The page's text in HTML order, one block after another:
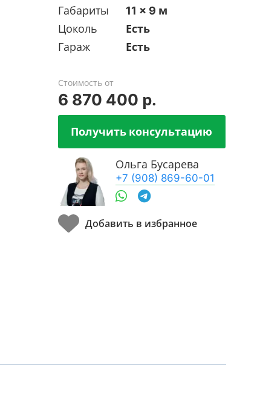
Габариты
11 x 9 м
Цоколь
Есть
Гараж
Есть
Стоимость от
6 870 400 р.
Получить консультацию
Ольга Бусарева
+7 (908) 869-60-01